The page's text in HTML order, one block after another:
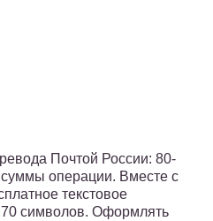
Почтой России: 80-
операции. Вместе с
текстовое
символов. Оформлять